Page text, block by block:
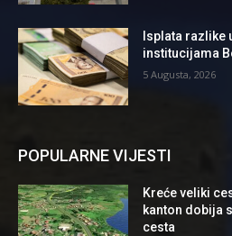
Isplata razlike
institucijama
5 Augusta, 2026
POPULARNE VIJESTI
Kreće veliki
kanton dobija
cesta